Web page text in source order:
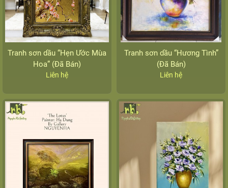
Tranh sơn dầu “Hẹn Ước Mùa
Hoa” (Đã Bán)
Liên hệ
Tranh sơn dầu “Hương Tình”
(Đã Bán)
Liên hệ